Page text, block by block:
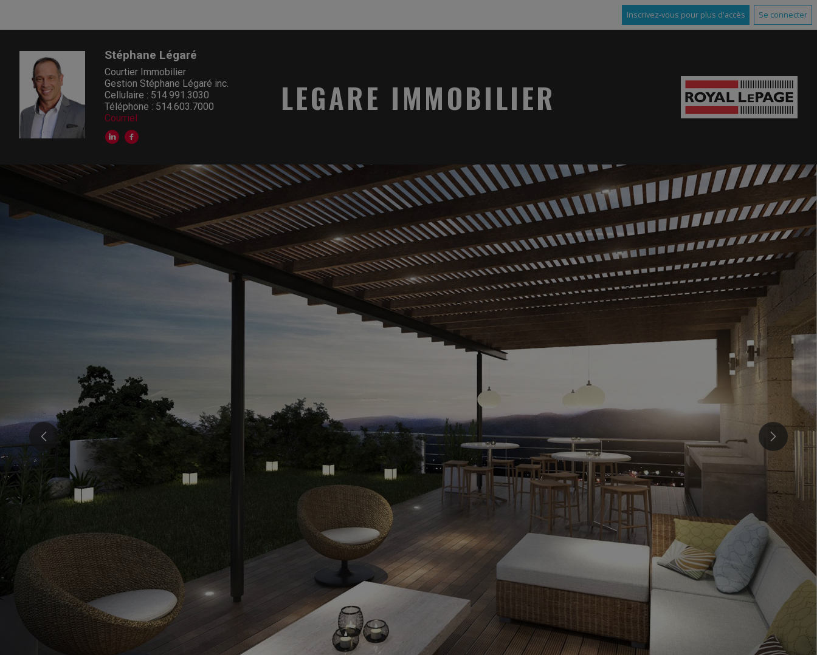
Inscrivez-vous pour plus d'accès Se connecter
Stéphane Légaré
Courtier Immobilier
Gestion Stéphane Légaré inc.
Cellulaire : 514.991.3030
Téléphone : 514.603.7000
Courriel
LEGARE IMMOBILIER